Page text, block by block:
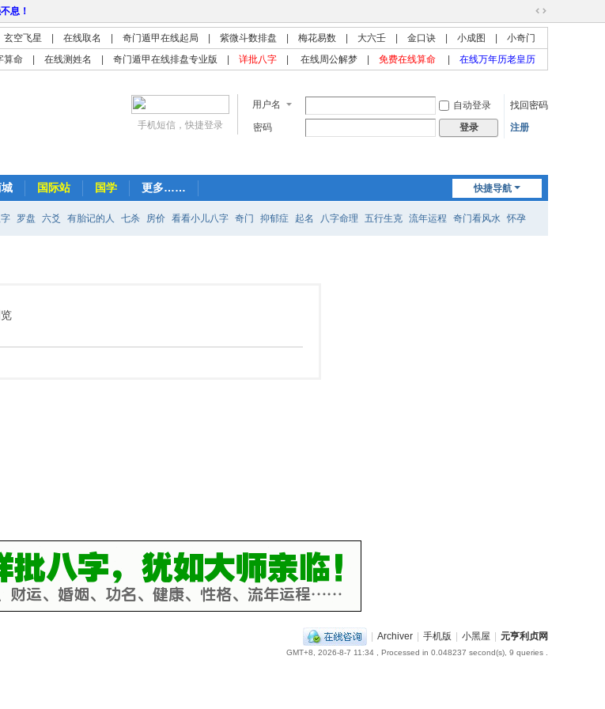
息！
切
换
到
宽
玄空飞星 在线取名 奇门遁甲在线起局 紫微斗数排盘 梅花易数 大六壬 金口诀 小成图
小奇门
算命 在线测姓名 奇门遁甲在线排盘专业版 详批八字 在线周公解梦 免费在线算命 在线万年历老皇历
用户名 自动登录
找回密码
密码
登录 注册
手机短信，快捷登录
快捷导航
国际站 国学 更多……
罗盘 六爻 有胎记的人 七杀 房价 看看小儿八字 奇门 抑郁症 起名 八字命理 五行生克 流年运程 奇门看风水 怀孕
| Archiver | 手机版 | 小黑屋 | 元亨利贞网
GMT+8, 2026-8-7 11:34 , Processed in 0.048237 second(s), 9 queries .